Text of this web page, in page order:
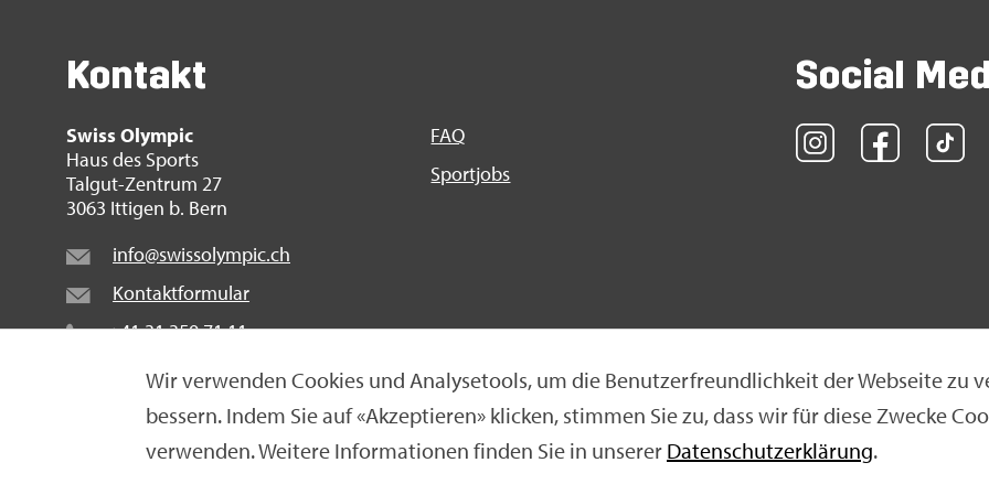
Wir ver­wen­den Coo­kies und Ana­ly­se­tools, um die Be­nut­zer­freund­lich­keit der Web­sei­te zu
bes­sern. Indem Sie auf «Ak­zep­tie­ren» kli­cken, stim­men Sie zu, dass wir für diese Zwe­cke
ver­wen­den. Wei­te­re In­for­ma­tio­nen fin­den Sie in un­se­rer Da­ten­schut­z­er­klä­rung.
Kon­takt
Swiss Olym­pic
Haus des Sports
Tal­gut-Zen­trum 27
3063 It­ti­gen b. Bern
info@​swi​ssol​ympi​c.​ch
Kon­takt­for­mu­lar
+41 31 359 71 11
FAQ
Sport­jobs
So­ci­al
© Swiss Olym­pic 2026| Im­pres­sum|Da­ten­schut­z­er­klä­rung|Nut­zungs­be­din­gun­gen|Ne­ti­quet­te